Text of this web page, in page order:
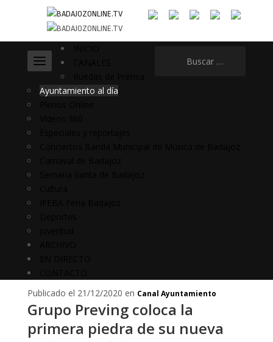
Ayuntamiento al día
Publicado el 21/12/2020 en Canal Ayuntamiento
Grupo Preving coloca la
primera piedra de su nueva